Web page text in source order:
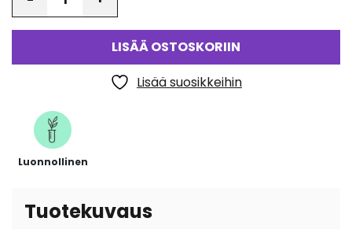
LISÄÄ OSTOSKORIIN
Lisää suosikkeihin
Luonnollinen
Tuotekuvaus